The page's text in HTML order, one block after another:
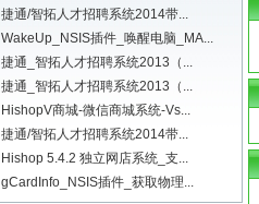
捷通/智拓人才招聘系统2014带...
WakeUp_NSIS插件_唤醒电脑_MA...
捷通_智拓人才招聘系统2013（...
捷通_智拓人才招聘系统2013（...
HishopV商城-微信商城系统-Vs...
捷通/智拓人才招聘系统2014带...
Hishop 5.4.2 独立网店系统_支...
gCardInfo_NSIS插件_获取物理...